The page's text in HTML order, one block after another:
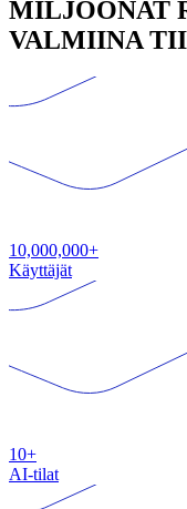
MILJOONAT
VALMIINA
10,000,000+
Käyttäjät
10+
AI-tilat